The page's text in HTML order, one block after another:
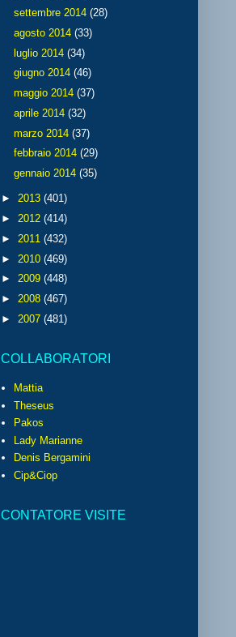
settembre 2014 (28)
agosto 2014 (33)
luglio 2014 (34)
giugno 2014 (46)
maggio 2014 (37)
aprile 2014 (32)
marzo 2014 (37)
febbraio 2014 (29)
gennaio 2014 (35)
► 2013 (401)
► 2012 (414)
► 2011 (432)
► 2010 (469)
► 2009 (448)
► 2008 (467)
► 2007 (481)
COLLABORATORI
Mattia
Theseus
Pakos
Lady Marianne
Denis Bergamini
Cip&Ciop
CONTATORE VISITE